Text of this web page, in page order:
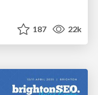
187 22k